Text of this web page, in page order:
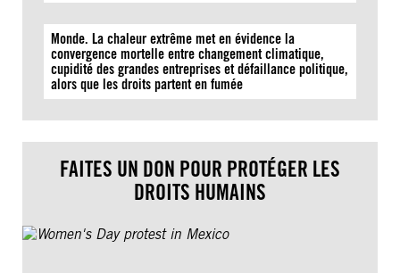
Monde. La chaleur extrême met en évidence la
convergence mortelle entre changement climatique,
cupidité des grandes entreprises et défaillance politique,
alors que les droits partent en fumée
FAITES UN DON POUR PROTÉGER LES
DROITS HUMAINS